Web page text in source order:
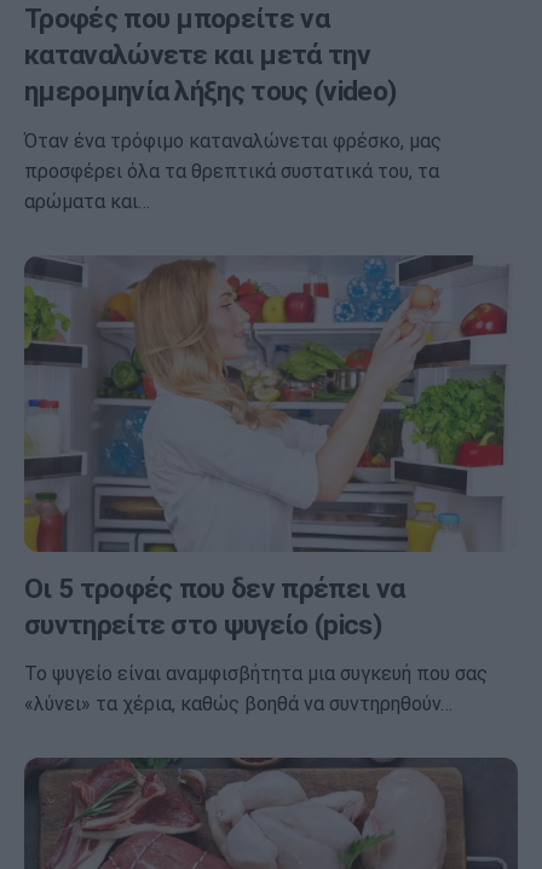
Τροφές που μπορείτε να
καταναλώνετε και μετά την
ημερομηνία λήξης τους (video)
Όταν ένα τρόφιμο καταναλώνεται φρέσκο, μας
προσφέρει όλα τα θρεπτικά συστατικά του, τα
αρώματα και…
Οι 5 τροφές που δεν πρέπει να
συντηρείτε στo ψυγείο (pics)
Το ψυγείο είναι αναμφισβήτητα μια συγκευή που σας
«λύνει» τα χέρια, καθώς βοηθά να συντηρηθούν…